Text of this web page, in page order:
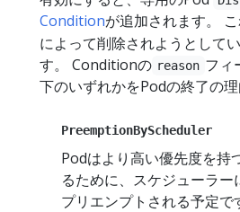
Conditionが追加されます。
によって削除されようとして
す。 Conditionの reason フィ
下のいずれかをPodの終了の
PreemptionByScheduler
Podはより高い優先度を持
るために、スケジューラー
プリエンプトされる予定で